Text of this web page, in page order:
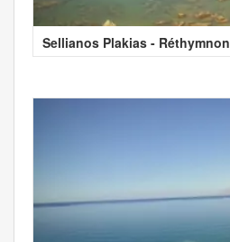
Sellianos Plakias - Réthymnon